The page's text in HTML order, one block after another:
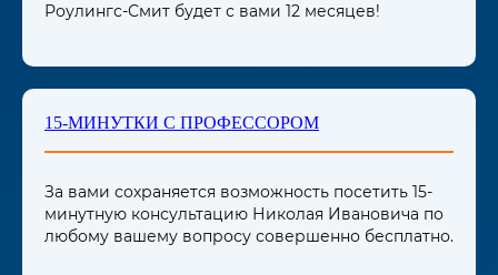
Роулингс-Смит будет с вами 12 месяцев!
15-МИНУТКИ С ПРОФЕССОРОМ
За вами сохраняется возможность посетить 15-
минутную консультацию Николая Ивановича по
любому вашему вопросу совершенно бесплатно.